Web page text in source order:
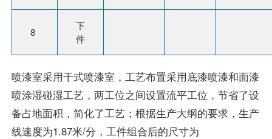
8
下
件
喷漆室采用干式喷漆室，工艺布置采用底漆喷漆和面漆
喷涂湿碰湿工艺，两工位之间设置流平工位，节省了设
备占地面积，简化了工艺；根据生产大纲的要求，生产
线速度为1.87米/分，工件组合后的尺寸为